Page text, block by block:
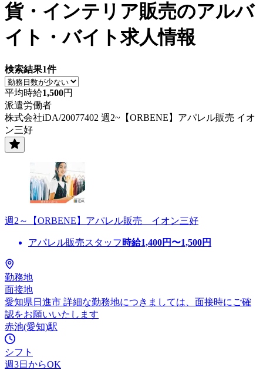
貨・インテリア販売のアルバ
イト・バイト求人情報
検索結果1件
平均時給1,500円
派遣労働者
株式会社iDA/20077402 週2~【ORBENE】アパレル販売 イオ
ン三好
週2～【ORBENE】アパレル販売 イオン三好
アパレル販売スタッフ 時給1,400円〜1,500円
勤務地
面接地
愛知県日進市 詳細な勤務地につきましては、面接時にご確
認をお願いいたします
赤池(愛知)駅
シフト
週3日からOK